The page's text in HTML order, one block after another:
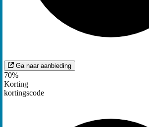
Ga naar aanbieding
70%
Korting
kortingscode